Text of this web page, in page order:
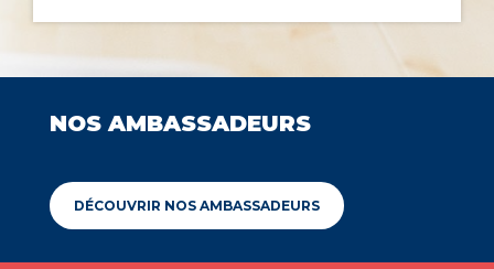
NOS AMBASSADEURS
DÉCOUVRIR NOS AMBASSADEURS